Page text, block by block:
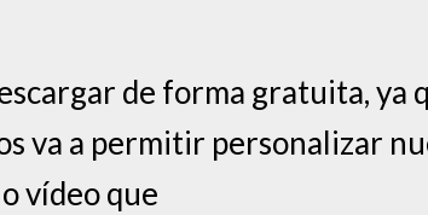
de forma gratuita, ya
va a permitir personalizar
vídeo que